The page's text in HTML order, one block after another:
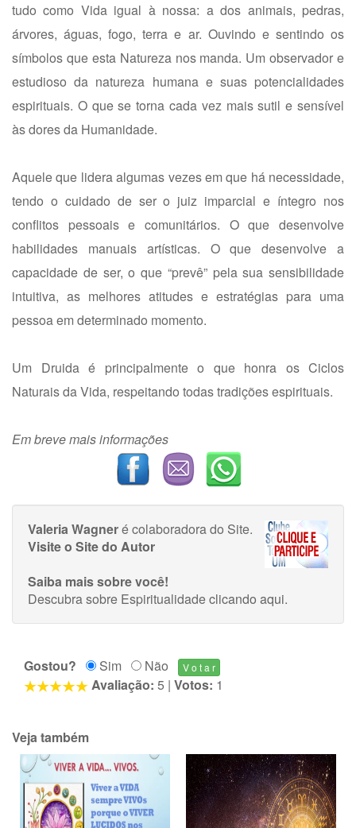
tudo como Vida igual à nossa: a dos animais, pedras,
árvores, águas, fogo, terra e ar. Ouvindo e sentindo os
símbolos que esta Natureza nos manda. Um observador e
estudioso da natureza humana e suas potencialidades
espirituais. O que se torna cada vez mais sutil e sensível
às dores da Humanidade.
Aquele que lidera algumas vezes em que há necessidade,
tendo o cuidado de ser o juiz imparcial e íntegro nos
conflitos pessoais e comunitários. O que desenvolve
habilidades manuais artísticas. O que desenvolve a
capacidade de ser, o que “prevê” pela sua sensibilidade
intuitiva, as melhores atitudes e estratégias para uma
pessoa em determinado momento.
Um Druida é principalmente o que honra os Ciclos
Naturais da Vida, respeitando todas tradições espirituais.
Em breve mais informações
Valeria Wagneré colaboradora do Site.
Visite o Site do Autor
Saiba mais sobre você!
Descubra sobre Espiritualidadeclicando aqui.
Gostou? Sim
Não
Avaliação: 5 | Votos: 1
Veja também